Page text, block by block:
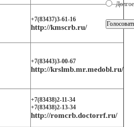
+7(83437)3-61-16
http://kmscrb.ru/
+7(83443)3-00-67
http://krslmb.mr.medobl.ru/
+7(83438)2-11-34
+7(83438)2-13-34
http://romcrb.doctorrf.ru/